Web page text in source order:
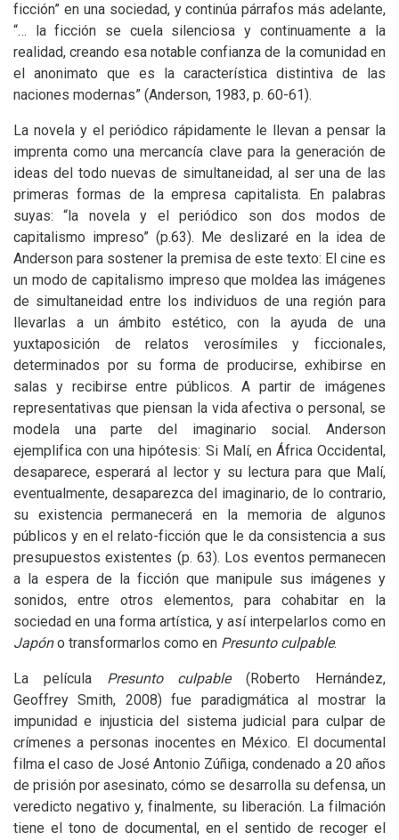
ficción” en una sociedad, y continúa párrafos más adelante,
“… la ficción se cuela silenciosa y continuamente a la
realidad, creando esa notable confianza de la comunidad en
el anonimato que es la característica distintiva de las
naciones modernas” (Anderson, 1983, p. 60-61).
La novela y el periódico rápidamente le llevan a pensar la
imprenta como una mercancía clave para la generación de
ideas del todo nuevas de simultaneidad, al ser una de las
primeras formas de la empresa capitalista. En palabras
suyas: “la novela y el periódico son dos modos de
capitalismo impreso” (p.63). Me deslizaré en la idea de
Anderson para sostener la premisa de este texto: El cine es
un modo de capitalismo impreso que moldea las imágenes
de simultaneidad entre los individuos de una región para
llevarlas a un ámbito estético, con la ayuda de una
yuxtaposición de relatos verosímiles y ficcionales,
determinados por su forma de producirse, exhibirse en
salas y recibirse entre públicos. A partir de imágenes
representativas que piensan la vida afectiva o personal, se
modela una parte del imaginario social. Anderson
ejemplifica con una hipótesis: Si Malí, en África Occidental,
desaparece, esperará al lector y su lectura para que Malí,
eventualmente, desaparezca del imaginario, de lo contrario,
su existencia permanecerá en la memoria de algunos
públicos y en el relato-ficción que le da consistencia a sus
presupuestos existentes (p. 63). Los eventos permanecen
a la espera de la ficción que manipule sus imágenes y
sonidos, entre otros elementos, para cohabitar en la
sociedad en una forma artística, y así interpelarlos como en
Japóno transformarlos como en Presunto culpable.
La película Presunto culpable(Roberto Hernández,
Geoffrey Smith, 2008) fue paradigmática al mostrar la
impunidad e injusticia del sistema judicial para culpar de
crímenes a personas inocentes en México. El documental
filma el caso de José Antonio Zúñiga, condenado a 20 años
de prisión por asesinato, cómo se desarrolla su defensa, un
veredicto negativo y, finalmente, su liberación. La filmación
tiene el tono de documental, en el sentido de recoger el